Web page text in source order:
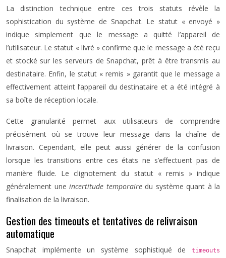
La distinction technique entre ces trois statuts révèle la
sophistication du système de Snapchat. Le statut « envoyé »
indique simplement que le message a quitté l’appareil de
l’utilisateur. Le statut « livré » confirme que le message a été reçu
et stocké sur les serveurs de Snapchat, prêt à être transmis au
destinataire. Enfin, le statut « remis » garantit que le message a
effectivement atteint l’appareil du destinataire et a été intégré à
sa boîte de réception locale.
Cette granularité permet aux utilisateurs de comprendre
précisément où se trouve leur message dans la chaîne de
livraison. Cependant, elle peut aussi générer de la confusion
lorsque les transitions entre ces états ne s’effectuent pas de
manière fluide. Le clignotement du statut « remis » indique
généralement une incertitude temporaire du système quant à la
finalisation de la livraison.
Gestion des timeouts et tentatives de relivraison
automatique
Snapchat implémente un système sophistiqué de
timeouts